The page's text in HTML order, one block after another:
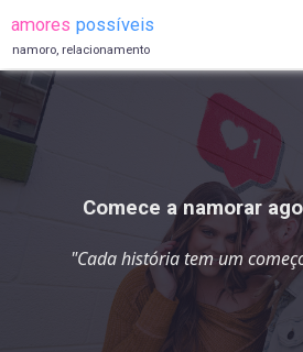
amores possíveis
namoro, relacionamento
Comece a namorar
"Cada história tem um